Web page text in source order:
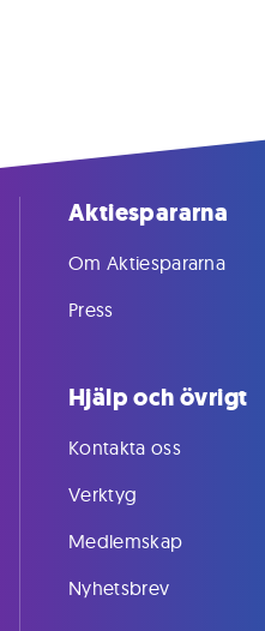
Aktiespararna
Om Aktiespararna
Press
Hjälp och övrigt
Kontakta oss
Verktyg
Medlemskap
Nyhetsbrev